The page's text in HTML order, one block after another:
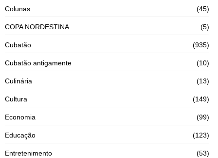
Colunas (45)
COPA NORDESTINA (5)
Cubatão (935)
Cubatão antigamente (10)
Culinária (13)
Cultura (149)
Economia (99)
Educação (123)
Entretenimento (53)